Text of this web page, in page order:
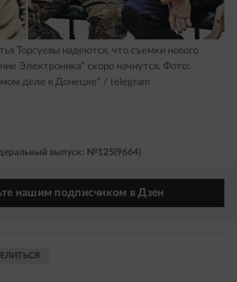
Торсуевы надеются, что съемки нового
Электроника" скоро начнутся. Фото:
деле в Донецке" / telegram
выпуск: №125(9664)
нашим подписчиком в Дзен